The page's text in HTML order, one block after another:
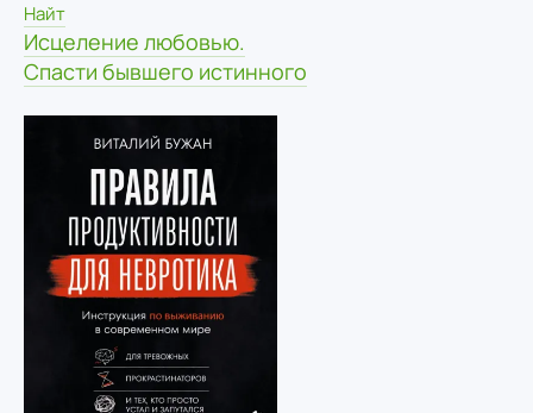
Найт
Исцеление любовью.
Спасти бывшего истинного